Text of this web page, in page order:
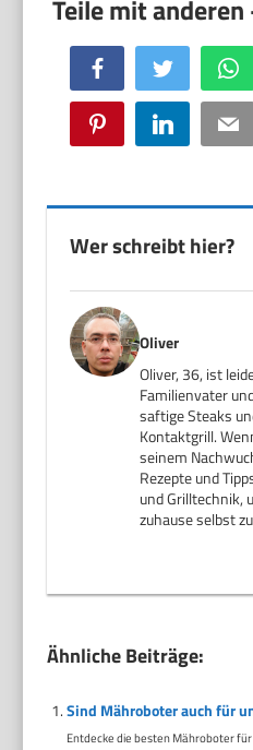
Facebook Twitter
Pinterest LinkedIn
Wer schreibt hier?
Oliver
Oliver, 36, ist
Familienvater
saftige Steaks
Kontaktgrill.
seinem
Rezepte und
und Grilltechnik,
zuhause selbst
Ähnliche Beiträge:
Sind Mähroboter auch für
Entdecke die besten Mähroboter